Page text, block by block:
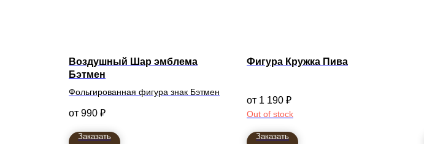
Воздушный Шар эмблема
Бэтмен
Фольгированная фигура знак Бэтмен
990 ₽
Заказать
Фигура Кружка Пива
1 190 ₽
Out of stock
Заказать